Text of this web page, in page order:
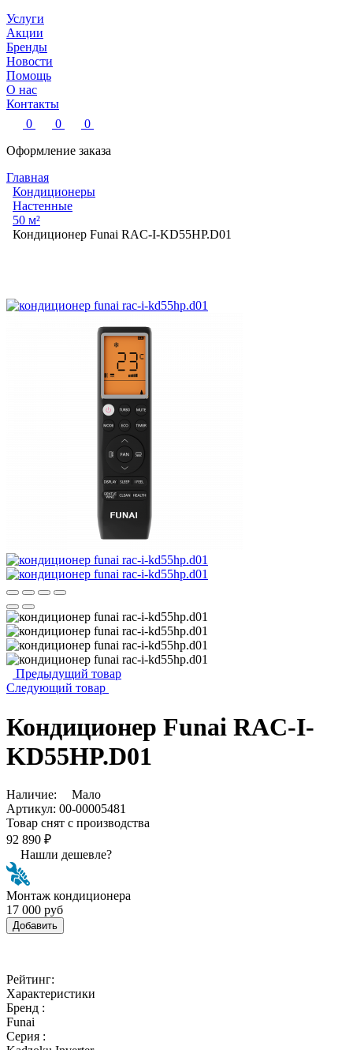
Услуги
Акции
Бренды
Новости
Помощь
О нас
Контакты
0
0
0
Оформление заказа
Главная
Кондиционеры
Настенные
50 м²
Кондиционер Funai RAC-I-KD55HP.D01
Предыдущий товар
Следующий товар
Кондиционер Funai RAC-I-
KD55HP.D01
Наличие:
Мало
Артикул: 00-00005481
Товар снят с производства
92 890 ₽
Нашли дешевле?
Монтаж кондиционера
17 000 руб
Добавить
Рейтинг:
Характеристики
Бренд :
Funai
Серия :